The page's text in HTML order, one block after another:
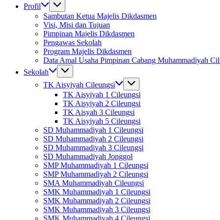
Profil
Sambutan Ketua Majelis Dikdasmen
Visi, Misi dan Tujuan
Pimpinan Majelis Dikdasmen
Pengawas Sekolah
Program Majelis Dikdasmen
Data Amal Usaha Pimpinan Cabang Muhammadiyah
Sekolah
TK Aisyiyah Cileungsi
TK Aisyiyah 1 Cileungsi
TK Aisyiyah 2 Cileungsi
TK Aisyah 3 Cileungsi
TK Aisyiyah 5 Cileungsi
SD Muhammadiyah 1 Cileungsi
SD Muhammadiyah 2 Cileungsi
SD Muhammadiyah 3 Cileungsi
SD Muhammadiyah Jonggol
SMP Muhammadiyah 1 Cileungsi
SMP Muhammadiyah 2 Cileungsi
SMA Muhammadiyah Cileungsi
SMK Muhammadiyah 1 Cileungsi
SMK Muhammadiyah 2 Cileungsi
SMK Muhammadiyah 3 Cileungsi
SMK Muhammadiyah 4 Cileungsi